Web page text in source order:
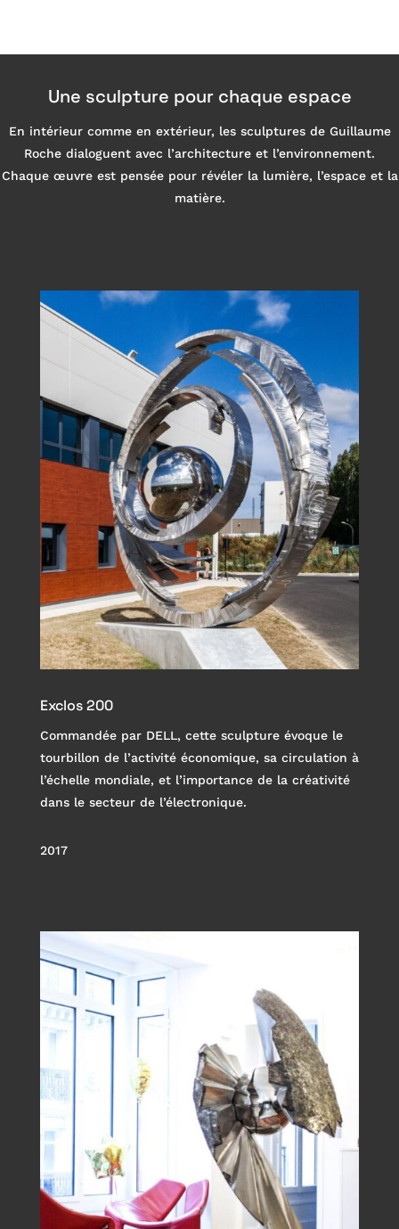
Une sculpture pour chaque espace
En intérieur comme en extérieur, les sculptures de Guillaume
Roche dialoguent avec l’architecture et l’environnement.
Chaque œuvre est pensée pour révéler la lumière, l’espace et la
matière.
Exclos 200
Commandée par DELL, cette sculpture évoque le
tourbillon de l’activité économique, sa circulation à
l’échelle mondiale, et l’importance de la créativité
dans le secteur de l’électronique.
2017